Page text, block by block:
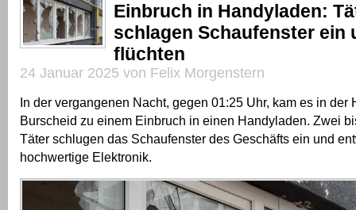
Einbruch in Handyladen:
schlagen Schaufenster ein
flüchten
24 Januar 2025 von Felix Morgenstern
In der vergangenen Nacht, gegen 01:25 Uhr, kam es in der
Burscheid zu einem Einbruch in einen Handyladen. Zwei
Täter schlugen das Schaufenster des Geschäfts ein und
hochwertige Elektronik.